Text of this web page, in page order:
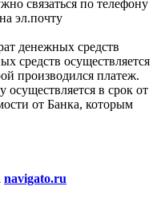
связаться по телефону
эл.почту
денежных средств
средств осуществляется
производился платеж.
осуществляется в срок от
от Банка, которым
navigato.ru